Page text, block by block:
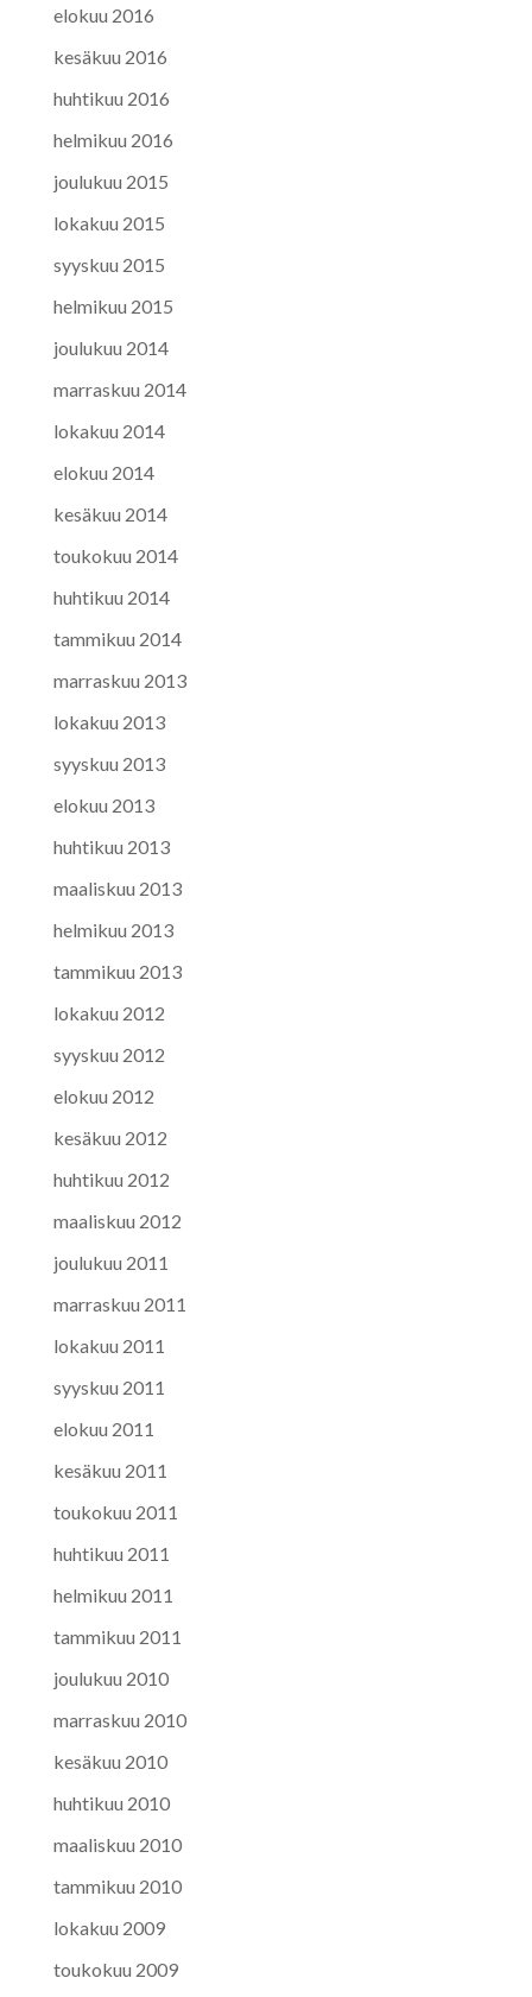
elokuu 2016
kesäkuu 2016
huhtikuu 2016
helmikuu 2016
joulukuu 2015
lokakuu 2015
syyskuu 2015
helmikuu 2015
joulukuu 2014
marraskuu 2014
lokakuu 2014
elokuu 2014
kesäkuu 2014
toukokuu 2014
huhtikuu 2014
tammikuu 2014
marraskuu 2013
lokakuu 2013
syyskuu 2013
elokuu 2013
huhtikuu 2013
maaliskuu 2013
helmikuu 2013
tammikuu 2013
lokakuu 2012
syyskuu 2012
elokuu 2012
kesäkuu 2012
huhtikuu 2012
maaliskuu 2012
joulukuu 2011
marraskuu 2011
lokakuu 2011
syyskuu 2011
elokuu 2011
kesäkuu 2011
toukokuu 2011
huhtikuu 2011
helmikuu 2011
tammikuu 2011
joulukuu 2010
marraskuu 2010
kesäkuu 2010
huhtikuu 2010
maaliskuu 2010
tammikuu 2010
lokakuu 2009
toukokuu 2009